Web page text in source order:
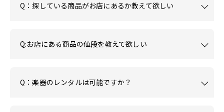
Q：探している商品がお店にあるか教えて欲しい
Q:お店にある商品の値段を教えて欲しい
Q：楽器のレンタルは可能ですか？